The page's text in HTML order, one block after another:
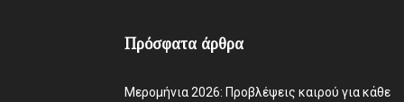
Πρόσφατα άρθρα
Μερομήνια 2026: Προβλέψεις καιρού για κάθε